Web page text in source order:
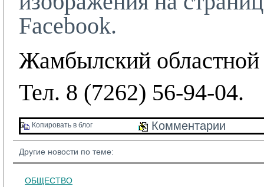
Facebook.
Жамбылский
Тел. 8 (7262) 56-94-04.
Копировать в блог Комментарии
Другие новости по теме:
ОБЩЕСТВО